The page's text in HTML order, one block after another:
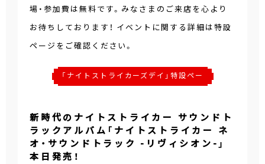
場・参加費は無料です。みなさまのご来店を心より
お待ちしております！ イベントに関する詳細は特設
ページをご確認ください。
「ナイトストライカーズデイ」特設ペー
新時代のナイトストライカー サウンドト
ラックアルバム「ナイトストライカー ネ
オ・サウンドトラック -リヴィシオン-」
本日発売！